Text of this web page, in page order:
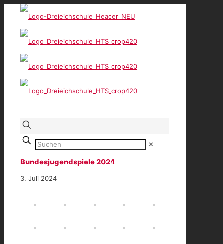
✕
Bundesjugendspiele 2024
3. Juli 2024